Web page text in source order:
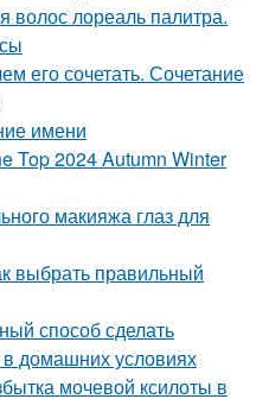
лореаль палитра.
его сочетать. Сочетание
имени
Top 2024 Autumn Winter
макияжа глаз для
выбрать правильный
способ сделать
домашних условиях
мочевой ксилоты в